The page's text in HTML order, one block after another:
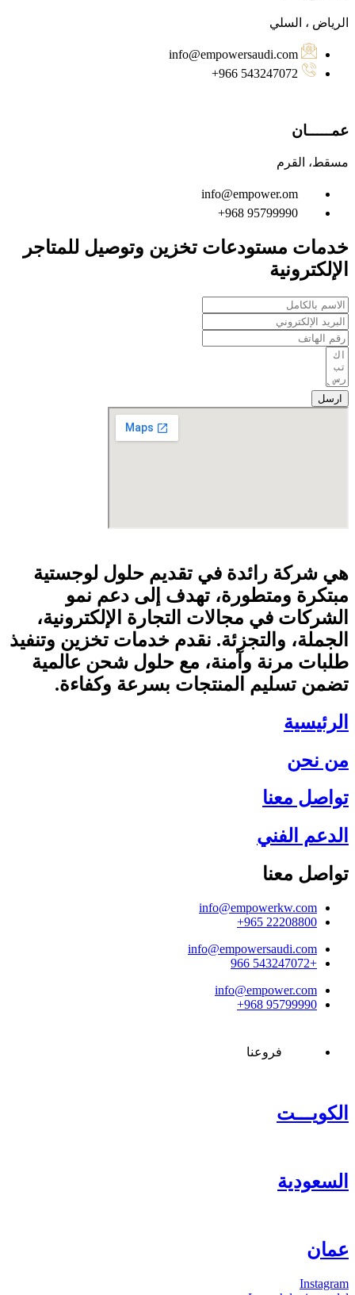
الرياض ، السلي
info@empowersaudi.com
966 543247072‬+
عمـــــان
مسقط، القرم
info@empower.om
‪+968 95799990
خدمات مستودعات تخزين وتوصيل للمتاجر
الإلكترونية
ارسل
هي شركة رائدة في تقديم حلول لوجستية
مبتكرة ومتطورة، تهدف إلى دعم نمو
الشركات في مجالات التجارة الإلكترونية،
الجملة، والتجزئة. نقدم خدمات تخزين وتنفيذ
طلبات مرنة وآمنة، مع حلول شحن عالمية
تضمن تسليم المنتجات بسرعة وكفاءة.
الرئيسية
من نحن
تواصل معنا
الدعم الفني
تواصل معنا
info@empowerkw.com
‪+965 22208800
info@empowersaudi.com
+966 543247072‬
info@empower.com
‪+968 95799990
فروعنا
الكويـــت
السعودية
عمان
Instagram